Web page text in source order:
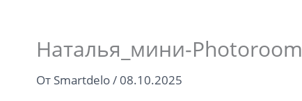
Наталья_мини-Photoroom
От Smartdelo/08.10.2025